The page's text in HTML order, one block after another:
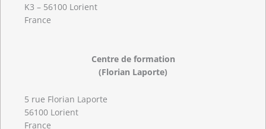
K3 – 56100 Lorient
France
Centre de formation
(Florian Laporte)
5 rue Florian Laporte
56100 Lorient
France